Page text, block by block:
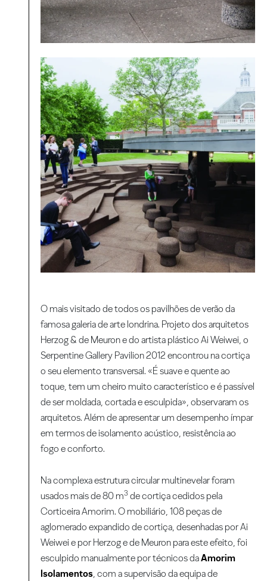
O mais visitado de todos os pavilhões de verão da
famosa galeria de arte londrina. Projeto dos arquitetos
Herzog & de Meuron e do artista plástico Ai Weiwei, o
Serpentine Gallery Pavilion 2012 encontrou na cortiça
o seu elemento transversal. «É suave e quente ao
toque, tem um cheiro muito característico e é passível
de ser moldada, cortada e esculpida», observaram os
arquitetos. Além de apresentar um desempenho ímpar
em termos de isolamento acústico, resistência ao
fogo e conforto.
Na complexa estrutura circular multinevelar foram
usados mais de 80 m3 de cortiça cedidos pela
Corticeira Amorim. O mobiliário, 108 peças de
aglomerado expandido de cortiça, desenhadas por Ai
Weiwei e por Herzog e de Meuron para este efeito, foi
esculpido manualmente por técnicos daAmorim
Isolamentos, com a supervisão da equipa de